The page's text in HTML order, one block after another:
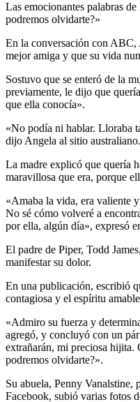
Las emocionantes palabras
podremos olvidarte?»
En la conversación con ABC,
mejor amiga y que su vida
Sostuvo que se enteró de la
previamente, le dijo que
que ella conocía».
«No podía ni hablar. Lloraba
dijo Angela al sitio australiano.
La madre explicó que quería
maravillosa que era, porque
«Amaba la vida, era valiente
No sé cómo volveré a
por ella, algún día», expresó
El padre de Piper, Todd
manifestar su dolor.
En una publicación, escribió
contagiosa y el espíritu
«Admiro su fuerza y
agregó, y concluyó con un
extrañarán, mi preciosa hijita.
podremos olvidarte?».
Su abuela, Penny Vanalstine,
Facebook, subió varias fotos